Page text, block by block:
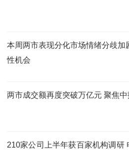
本周两市表现分化市场情绪分歧加
性机会
两市成交额再度突破万亿元 聚焦
210家公司上半年获百家机构调研